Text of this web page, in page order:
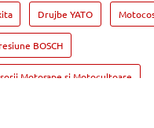
Drujbe YATO
BOSCH
Motosape si Motocultoare